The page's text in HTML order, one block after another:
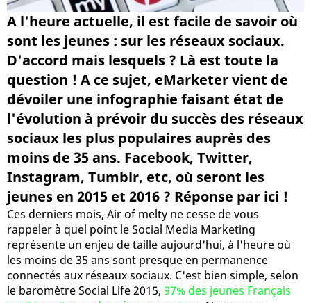
A l'heure actuelle, il est facile de savoir où
sont les jeunes : sur les réseaux sociaux.
D'accord mais lesquels ? Là est toute la
question ! A ce sujet, eMarketer vient de
dévoiler une infographie faisant état de
l'évolution à prévoir du succès des réseaux
sociaux les plus populaires auprès des
moins de 35 ans. Facebook, Twitter,
Instagram, Tumblr, etc, où seront les
jeunes en 2015 et 2016 ? Réponse par ici !
Ces derniers mois, Air of melty ne cesse de vous
rappeler à quel point le Social Media Marketing
représente un enjeu de taille aujourd'hui, à l'heure où
les moins de 35 ans sont presque en permanence
connectés aux réseaux sociaux. C'est bien simple, selon
le baromètre Social Life 2015, 97% des jeunes Français